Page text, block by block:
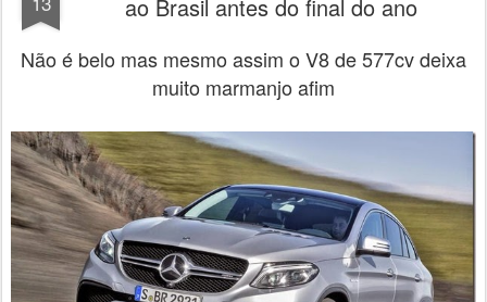
ao Brasil antes do final do ano
Não é belo mas mesmo assim o V8 de 577cv deixa
muito marmanjo afim